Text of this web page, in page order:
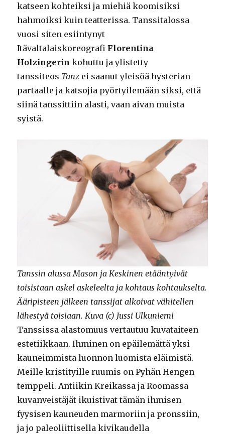
katseen kohteiksi ja miehiä koomisiksi
hahmoiksi kuin teatterissa. Tanssitalossa
vuosi siten esiintynyt
Itävaltalaiskoreografi Florentina
Holzingerin kohuttu ja ylistetty
tanssiteos Tanz ei saanut yleisöä hysterian
partaalle ja katsojia pyörtyilemään siksi, että
siinä tanssittiin alasti, vaan aivan muista
syistä.
Tanssin alussa Mason ja Keskinen etääntyivät
toisistaan askel askeleelta ja kohtaus kohtaukselta.
Ääripisteen jälkeen tanssijat alkoivat vähitellen
lähestyä toisiaan. Kuva (c) Jussi Ulkuniemi
Tanssissa alastomuus vertautuu kuvataiteen
estetiikkaan. Ihminen on epäilemättä yksi
kauneimmista luonnon luomista eläimistä.
Meille kristityille ruumis on Pyhän Hengen
temppeli. Antiikin Kreikassa ja Roomassa
kuvanveistäjät ikuistivat tämän ihmisen
fyysisen kauneuden marmoriin ja pronssiin,
ja jo paleoliittisella kivikaudella